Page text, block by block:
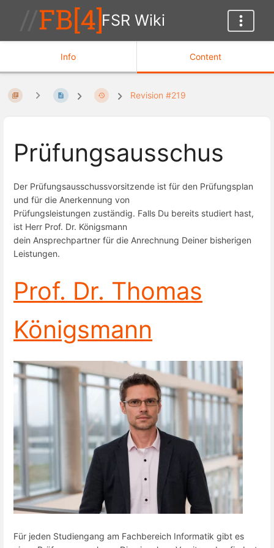
FSR Wiki
Info Content
Revision #219
Prüfungsausschus
Der Prüfungsausschussvorsitzende ist für den Prüfungsplan
und für die Anerkennung von
Prüfungsleistungen zuständig. Falls Du bereits studiert hast,
ist Herr Prof. Dr. Königsmann
dein Ansprechpartner für die Anrechnung Deiner bisherigen
Leistungen.
Prof. Dr. Thomas
Königsmann
Für jeden Studiengang am Fachbereich Informatik gibt es